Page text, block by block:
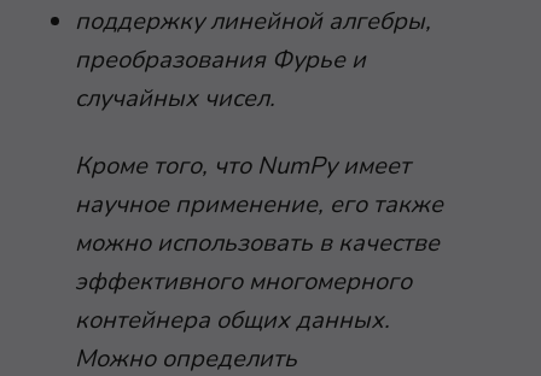
поддержку линейной алгебры,
преобразования Фурье и
случайных чисел.
Кроме того, что NumPy имеет
научное применение, его также
можно использовать в качестве
эффективного многомерного
контейнера общих данных.
Можно определить